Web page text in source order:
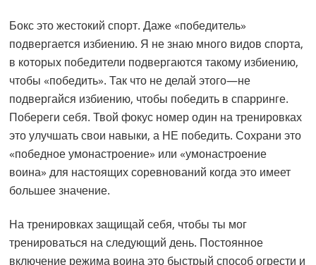
Бокс это жестокий спорт. Даже «победитель»
подвергается избиению. Я не знаю много видов спорта,
в которых победители подвергаются такому избиению,
чтобы «победить». Так что не делай этого—не
подвергайся избиению, чтобы победить в спарринге.
Побереги себя. Твой фокус номер один на тренировках
это улучшать свои навыки, а НЕ победить. Сохрани это
«победное умонастроение» или «умонастроение
воина» для настоящих соревнований когда это имеет
большее значение.
На тренировках защищай себя, чтобы ты мог
тренироваться на следующий день. Постоянное
включение режима воина это быстрый способ огрести и